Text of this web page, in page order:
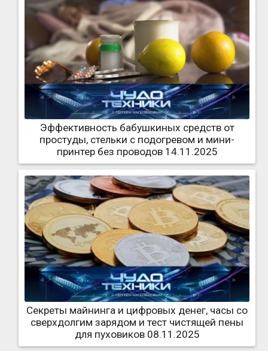
Эффективность бабушкиных средств от
простуды, стельки с подогревом и мини-
принтер без проводов 14.11.2025
Секреты майнинга и цифровых денег, часы со
сверхдолгим зарядом и тест чистящей пены
для пуховиков 08.11.2025